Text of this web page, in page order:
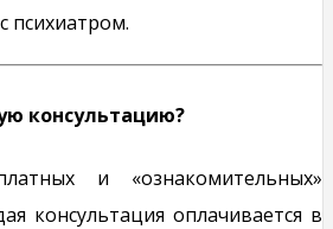
психиатром.
консультацию?
и «ознакомительных»
консультация оплачивается в